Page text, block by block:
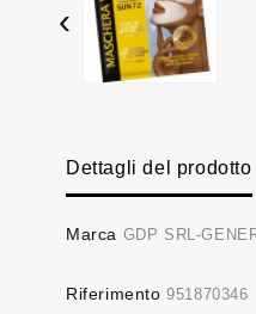
‹
Dettagli del prodotto
Marca GDP SRL-
Riferimento 951870346